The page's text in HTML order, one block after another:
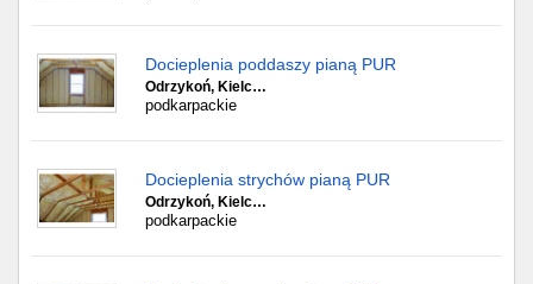
Docieplenia poddaszy pianą PUR
Odrzykoń, Kielc…
podkarpackie
Docieplenia strychów pianą PUR
Odrzykoń, Kielc…
podkarpackie